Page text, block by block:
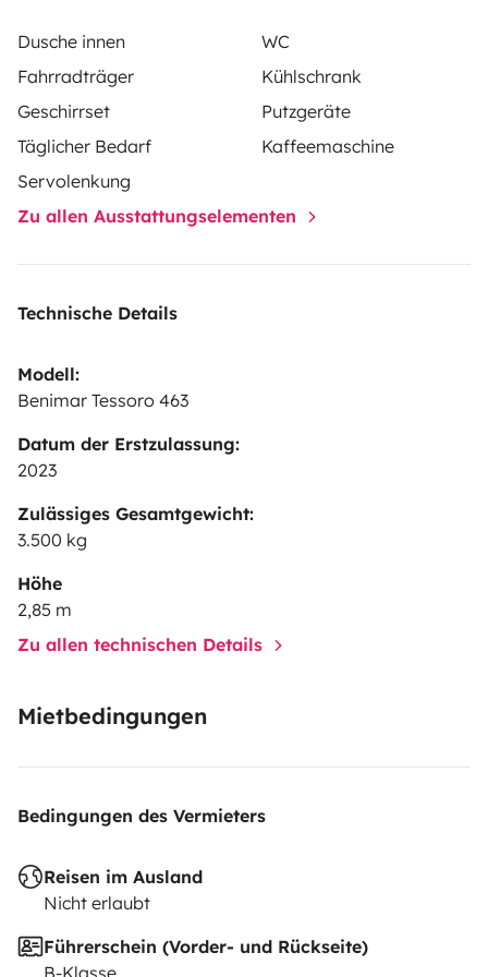
n\'hésitez pas à prendre contact.
pour le nettoyage extérieur
pour le carburant
A bientôt et bonne route!!
Dusche innen
WC
Fahrradträger
Kühlschrank
Geschirrset
Putzgeräte
Täglicher Bedarf
Kaffeemaschine
Servolenkung
Zu allen Ausstattungselementen
Technische Details
Modell:
Benimar Tessoro 463
Datum der Erstzulassung:
2023
Zulässiges Gesamtgewicht:
3.500 kg
Höhe
2,85 m
Zu allen technischen Details
Mietbedingungen
Bedingungen des Vermieters
Reisen im Ausland
Nicht erlaubt
Führerschein (Vorder- und Rückseite)
B-Klasse